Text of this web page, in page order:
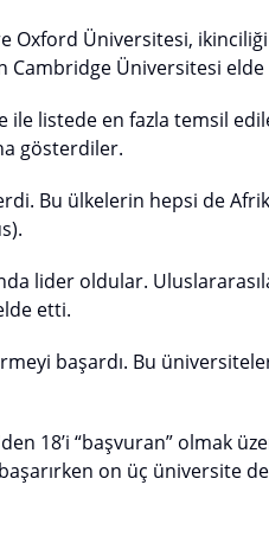
Oxford Üniversitesi,
Cambridge Üniversitesi
listede en fazla temsil
gösterdiler.
Bu ülkelerin hepsi de
lider oldular.
etti.
başardı. Bu
18’i “başvuran” olmak
on üç üniversite de